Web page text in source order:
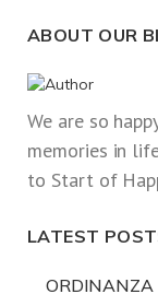
ABOUT OUR
We are so
memories in
to Start of
LATEST
ORDINANZA